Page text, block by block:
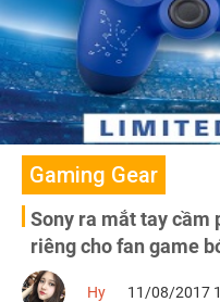
Gaming Gear
Sony ra mắt tay cầm
riêng cho fan game
Hy 11/08/2017